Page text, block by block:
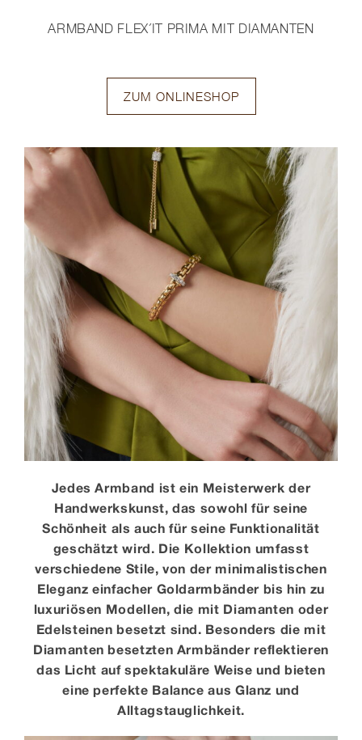
ARMBAND FLEX´IT PRIMA MIT DIAMANTEN
ZUM ONLINESHOP
Jedes Armband ist ein Meisterwerk der
Handwerkskunst, das sowohl für seine
Schönheit als auch für seine Funktionalität
geschätzt wird. Die Kollektion umfasst
verschiedene Stile, von der minimalistischen
Eleganz einfacher Goldarmbänder bis hin zu
luxuriösen Modellen, die mit Diamanten oder
Edelsteinen besetzt sind. Besonders die mit
Diamanten besetzten Armbänder reflektieren
das Licht auf spektakuläre Weise und bieten
eine perfekte Balance aus Glanz und
Alltagstauglichkeit.